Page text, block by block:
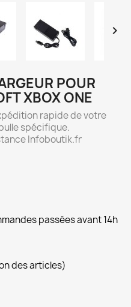

POUR
XBOX ONE
rapide de votre
spécifique.
Infoboutik.fr
passées avant 14h
des articles)